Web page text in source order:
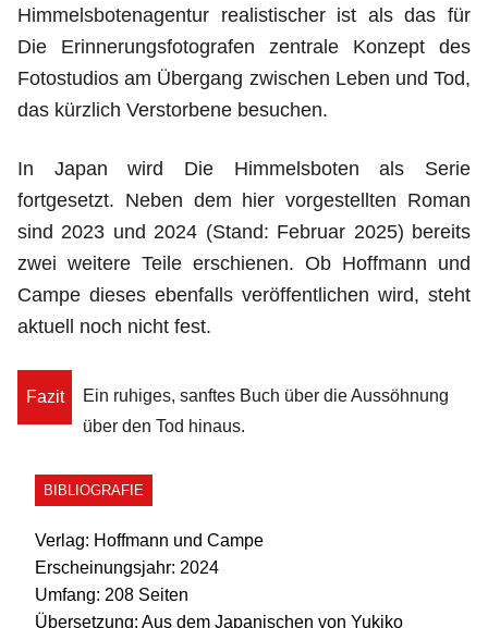
Himmelsbotenagentur realistischer ist als das für
Die Erinnerungsfotografen zentrale Konzept des
Fotostudios am Übergang zwischen Leben und Tod,
das kürzlich Verstorbene besuchen.
In Japan wird Die Himmelsboten als Serie
fortgesetzt. Neben dem hier vorgestellten Roman
sind 2023 und 2024 (Stand: Februar 2025) bereits
zwei weitere Teile erschienen. Ob Hoffmann und
Campe dieses ebenfalls veröffentlichen wird, steht
aktuell noch nicht fest.
Fazit
Ein ruhiges, sanftes Buch über die Aussöhnung
über den Tod hinaus.
BIBLIOGRAFIE
Verlag: Hoffmann und Campe
Erscheinungsjahr: 2024
Umfang: 208 Seiten
Übersetzung: Aus dem Japanischen von Yukiko